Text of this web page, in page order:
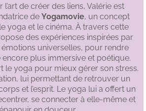
l’art de créer des liens, Valérie est
de Yogamovie, un concept
yoga et le cinéma. À travers cette
des expériences inspirées par
universelles, pour rendre
plus immersive et poétique.
le yoga pour mieux gérer son stress.
lui permettant de retrouver un
et l’esprit. Le yoga lui a offert un
se connecter à elle-même et